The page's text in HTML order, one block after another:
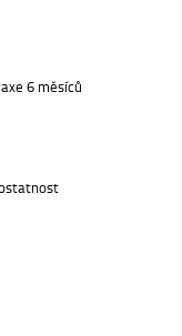
6 měsíců